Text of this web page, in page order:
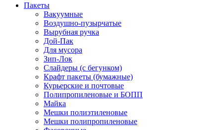
Пакеты
Вакуумные
Воздушно-пузырчатые
Вырубная ручка
Дой-Пак
Для мусора
Зип-Лок
Слайдеры (с бегунком)
Крафт пакеты (бумажные)
Курьерские и почтовые
Полипропиленовые и БОПП
Майка
Мешки полиэтиленовые
Мешки полипропиленовые